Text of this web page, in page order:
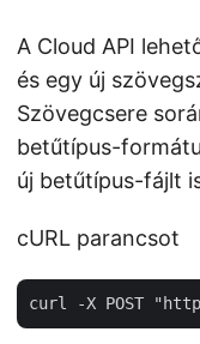
A Cloud API
és egy új
Szövegcsere
betűtípus-
új betűtípus-fájlt
cURL parancsot
curl -X POST